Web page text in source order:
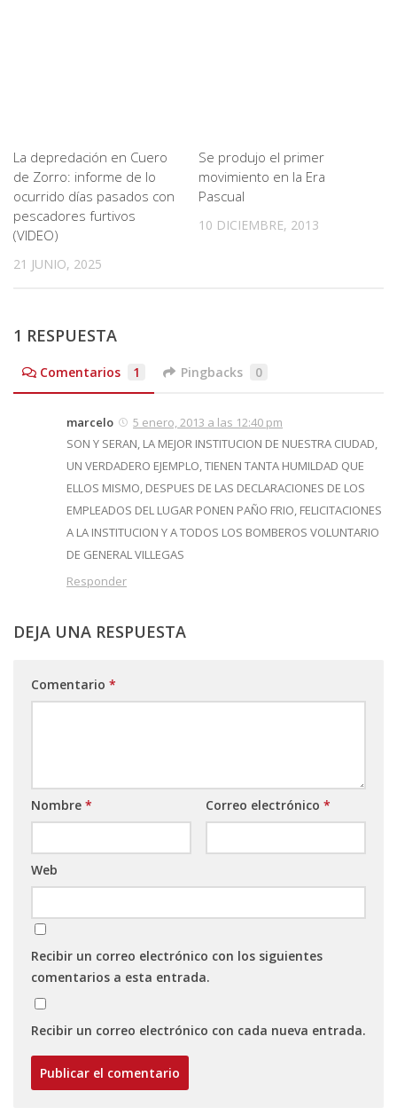
La depredación en Cuero
de Zorro: informe de lo
ocurrido días pasados con
pescadores furtivos
(VIDEO)
21 JUNIO, 2025
Se produjo el primer
movimiento en la Era
Pascual
10 DICIEMBRE, 2013
1 RESPUESTA
Comentarios 1 Pingbacks 0
marcelo
5 enero, 2013 a las 12:40 pm
SON Y SERAN, LA MEJOR INSTITUCION DE NUESTRA CIUDAD,
UN VERDADERO EJEMPLO, TIENEN TANTA HUMILDAD QUE
ELLOS MISMO, DESPUES DE LAS DECLARACIONES DE LOS
EMPLEADOS DEL LUGAR PONEN PAÑO FRIO, FELICITACIONES
A LA INSTITUCION Y A TODOS LOS BOMBEROS VOLUNTARIO
DE GENERAL VILLEGAS
Responder
DEJA UNA RESPUESTA
Comentario *
Nombre * Correo electrónico *
Web
Recibir un correo electrónico con los siguientes
comentarios a esta entrada.
Recibir un correo electrónico con cada nueva entrada.